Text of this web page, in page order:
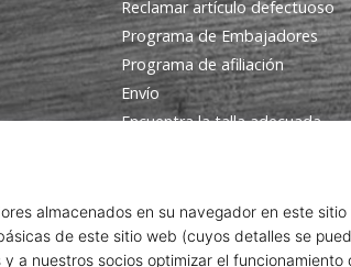
Reclamar artículo defectuoso
Programa de Embajadores
Programa de afiliación
Envío
Encuentra la talla adecuada
Política de privacidad